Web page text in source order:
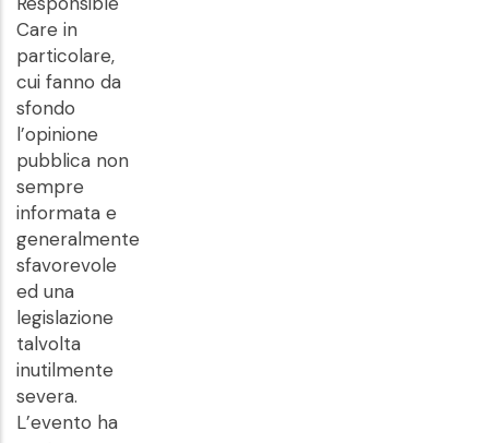
Care in
particolare,
cui fanno da
sfondo
l’opinione
pubblica non
sempre
informata e
generalmente
sfavorevole
ed una
legislazione
talvolta
inutilmente
severa.
L’evento ha